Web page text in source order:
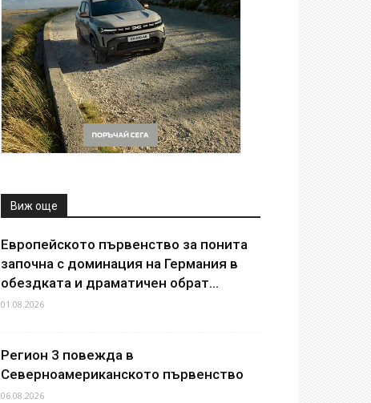
Виж още
Европейското първенство за понита
започна с доминация на Германия в
обездката и драматичен обрат...
01.08.2026
Регион 3 повежда в
Северноамериканското първенство
06.08.2026